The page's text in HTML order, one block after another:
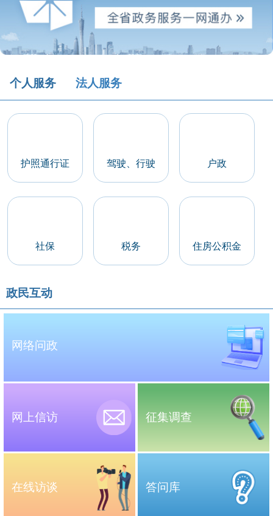
个人服务 法人服务
护照通行证 驾驶、行驶 户政
社保 税务 住房公积金
政民互动
网络问政
网上信访 征集调查
在线访谈 答问库